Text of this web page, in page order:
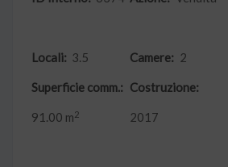
Locali: 3.5 Camere: 2
Superficie comm.:
91.00 m2
Costruzione:
2017